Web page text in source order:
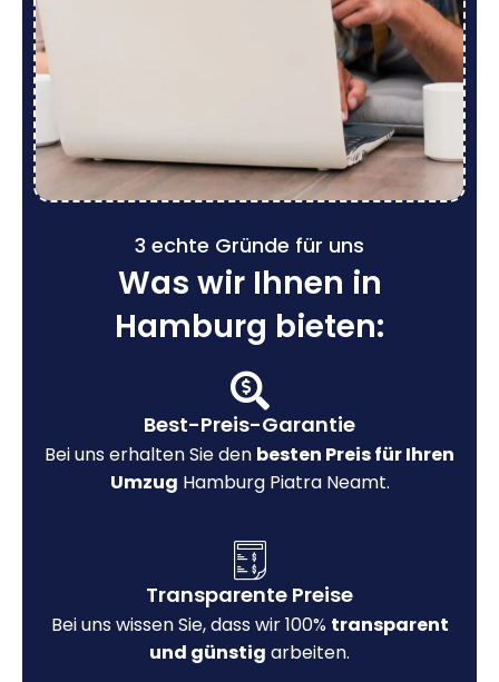
3 echte Gründe für uns
Was wir Ihnen in
Hamburg bieten:
Best-Preis-Garantie
Bei uns erhalten Sie den besten Preis für Ihren
Umzug Hamburg Piatra Neamt.
Transparente Preise
Bei uns wissen Sie, dass wir 100% transparent
und günstig arbeiten.